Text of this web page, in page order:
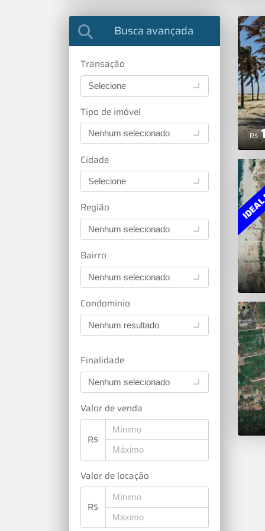
Busca avançada
Transação
Selecione
Tipo de imóvel
Nenhum selecionado
Cidade
Selecione
Região
Nenhum selecionado
Bairro
Nenhum selecionado
Condomínio
Nenhum resultado
Finalidade
Nenhum selecionado
Valor de venda
R$
Valor de locação
R$
R$